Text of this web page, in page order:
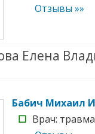
Отзывы »»
Елена
Бабич Михаил
☐ Врач: